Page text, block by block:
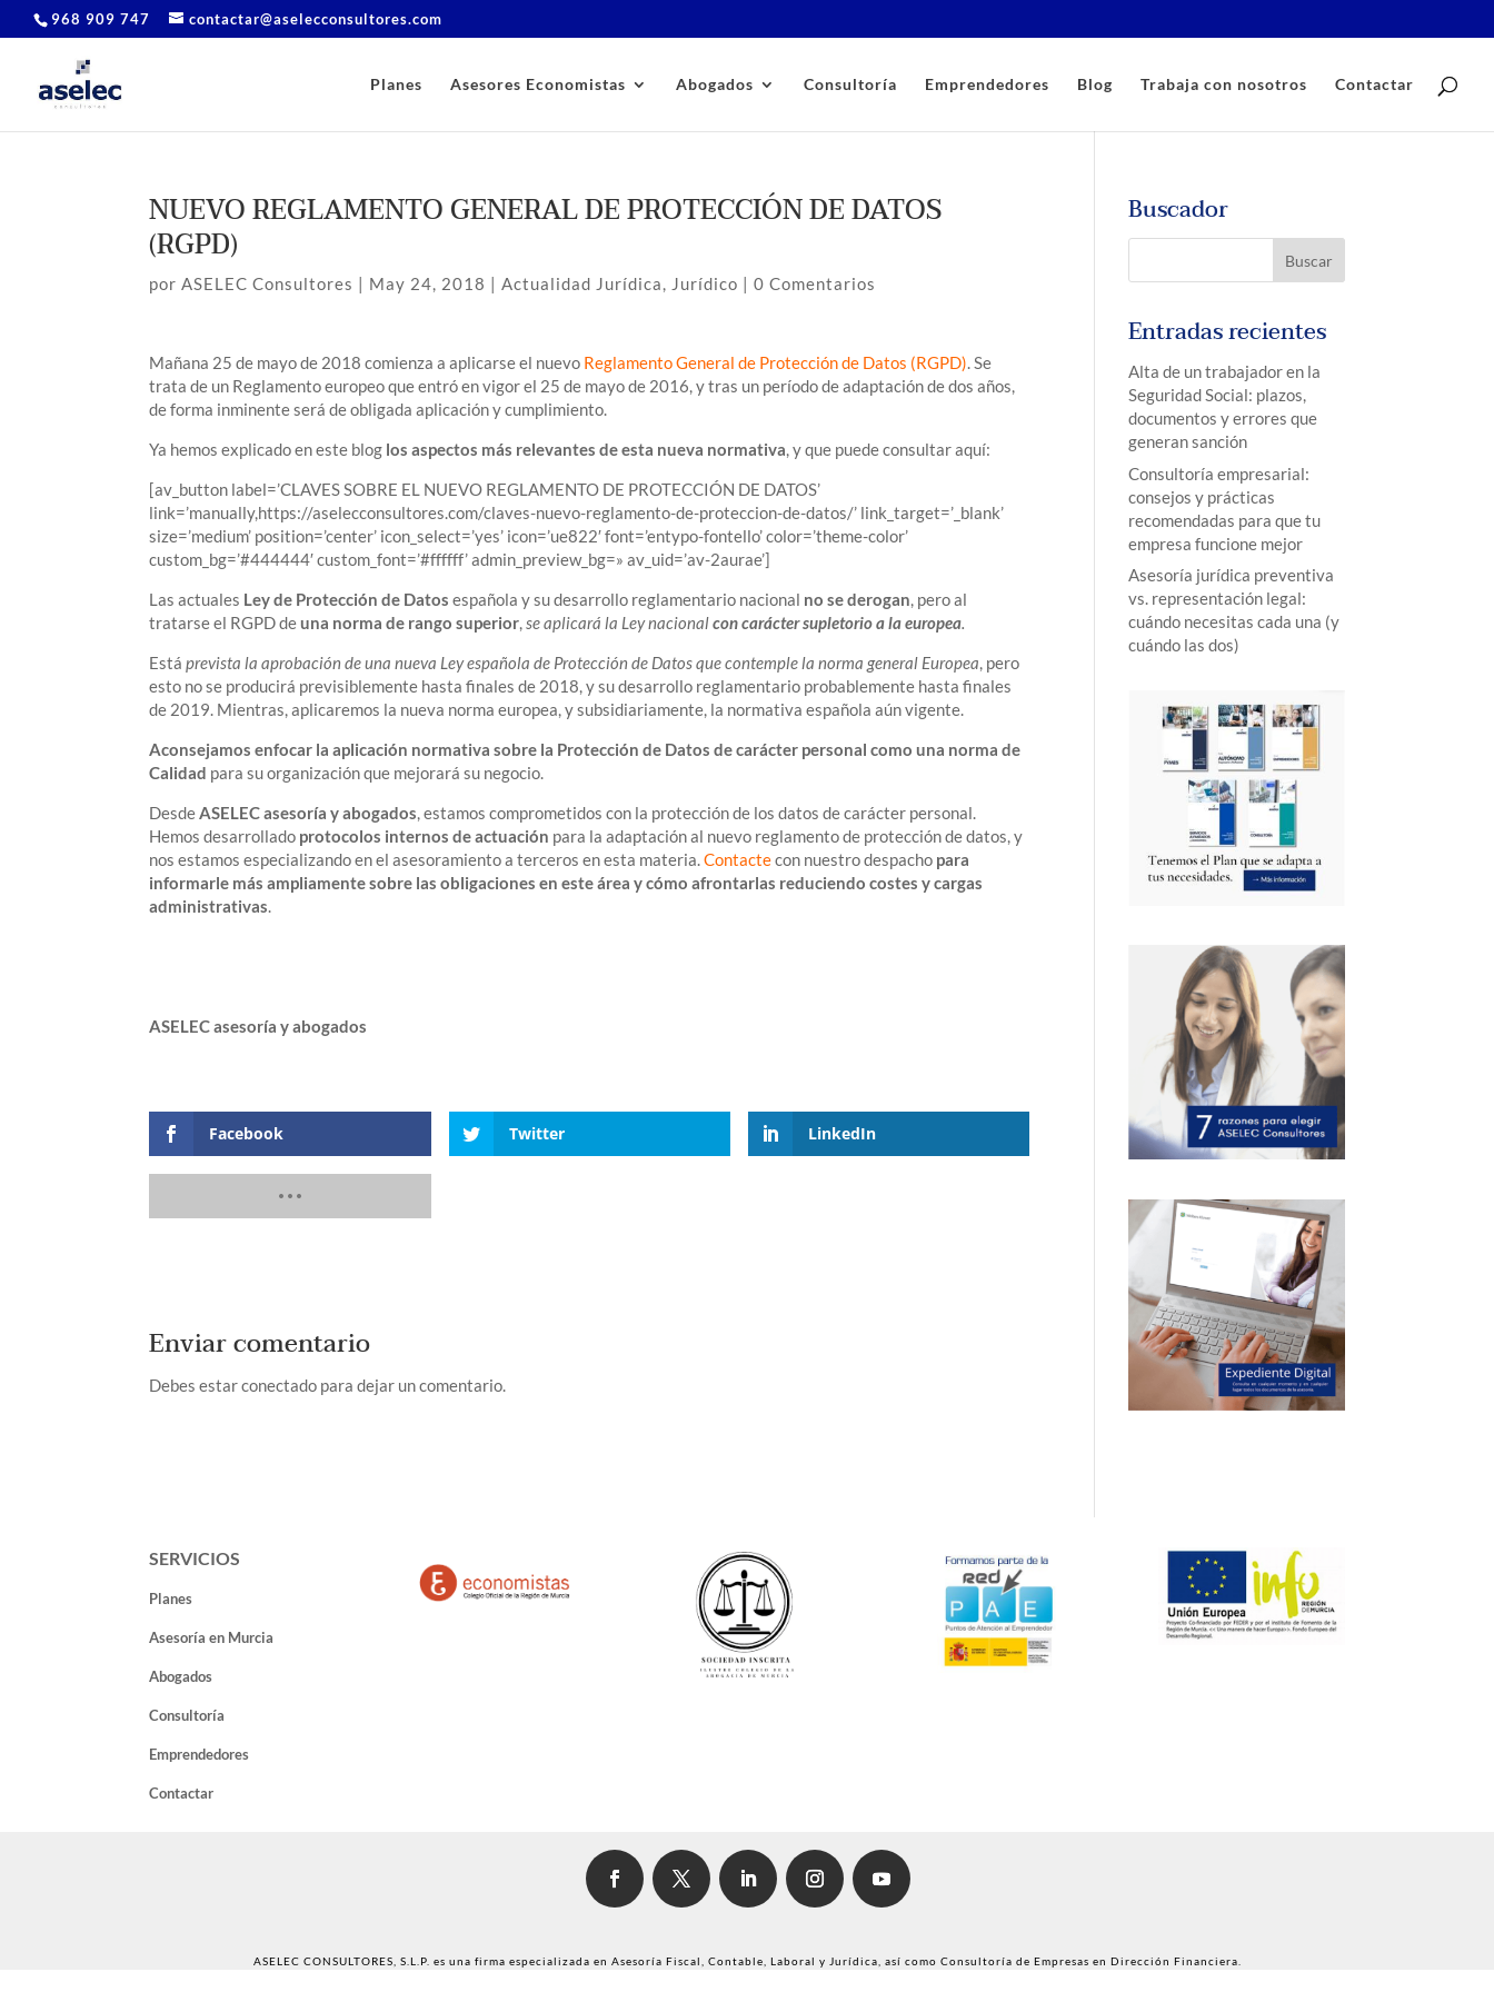
968 909 747 contactar@aselecconsultores.com
Planes Asesores Economistas Abogados Consultoría Emprendedores Blog Trabaja con nosotros Contactar
NUEVO REGLAMENTO GENERAL DE PROTECCIÓN DE DATOS
(RGPD)
porASELEC Consultores | May 24, 2018 |Actualidad Jurídica, Jurídico |0 Comentarios
Mañana 25 de mayo de 2018 comienza a aplicarse el nuevo Reglamento General de Protección de Datos (RGPD). Se
trata de un Reglamento europeo que entró en vigor el 25 de mayo de 2016, y tras un período de adaptación de dos años,
de forma inminente será de obligada aplicación y cumplimiento.
Ya hemos explicado en este blog los aspectos más relevantes de esta nueva normativa, y que puede consultar aquí:
[av_button label=’CLAVES SOBRE EL NUEVO REGLAMENTO DE PROTECCIÓN DE DATOS’
link=’manually,https://aselecconsultores.com/claves-nuevo-reglamento-de-proteccion-de-datos/’ link_target=’_blank’
size=’medium’ position=’center’ icon_select=’yes’ icon=’ue822′ font=’entypo-fontello’ color=’theme-color’
custom_bg=’#444444′ custom_font=’#ffffff’ admin_preview_bg=» av_uid=’av-2aurae’]
Las actuales Ley de Protección de Datos española y su desarrollo reglamentario nacional no se derogan, pero al
tratarse el RGPD deuna norma de rango superior,se aplicará la Ley nacionalcon carácter supletorio a la europea.
Estáprevista la aprobación de una nueva Ley española de Protección de Datos que contemple la norma general Europea, pero
esto no se producirá previsiblemente hasta finales de 2018, y su desarrollo reglamentario probablemente hasta finales
de 2019. Mientras, aplicaremos la nueva norma europea, y subsidiariamente, la normativa española aún vigente.
Aconsejamos enfocar la aplicación normativa sobre la Protección de Datos de carácter personal como una norma de
Calidad para su organización que mejorará su negocio.
DesdeASELEC asesoría y abogados, estamos comprometidos con la protección de los datos de carácter personal.
Hemos desarrollado protocolos internos de actuación para la adaptación al nuevo reglamento de protección de datos, y
nos estamos especializando en el asesoramiento a terceros en esta materia.Contactecon nuestro despacho para
informarle más ampliamente sobre las obligaciones en este área y cómo afrontarlas reduciendo costes y cargas
administrativas.
ASELEC asesoría y abogados
Facebook Twitter LinkedIn
Enviar comentario
Debes estar conectado para dejar un comentario.
Buscador
Entradas recientes
Alta de un trabajador en la
Seguridad Social: plazos,
documentos y errores que
generan sanción
Consultoría empresarial:
consejos y prácticas
recomendadas para que tu
empresa funcione mejor
Asesoría jurídica preventiva
vs. representación legal:
cuándo necesitas cada una (y
cuándo las dos)
SERVICIOS
Planes
Asesoría en Murcia
Abogados
Consultoría
Emprendedores
Contactar
ASELEC CONSULTORES, S.L.P. es una firma especializada en Asesoría Fiscal, Contable, Laboral y Jurídica, así como Consultoría de Empresas en Dirección Financiera.